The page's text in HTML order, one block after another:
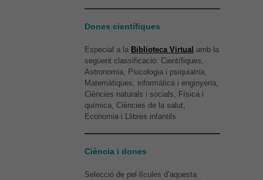
Dones científiques
Especial a la Biblioteca Virtual amb la
següent classificació: Científiques,
Astronomia, Psicologia i psiquiatria,
Matemàtiques, informàtica i enginyeria,
Ciències naturals i socials, Física i
química, Ciències de la salut,
Economia i Llibres infantils.
Ciència i dones
Selecció de pel·lícules d’aquesta